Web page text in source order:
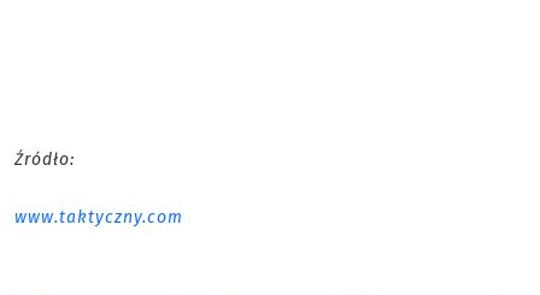
Źródło:
www.taktyczny.com